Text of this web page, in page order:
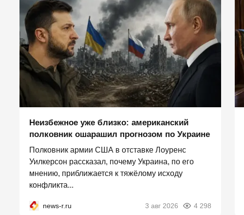
Неизбежное уже близко: американский
полковник ошарашил прогнозом по Украине
Полковник армии США в отставке Лоуренс
Уилкерсон рассказал, почему Украина, по его
мнению, приближается к тяжёлому исходу
конфликта...
news-r.ru 3 авг 2026 4 298